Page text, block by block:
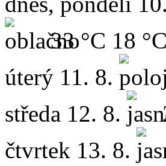
33 °C 18 °C
úterý 11. 8.
středa 12. 8.
čtvrtek 13. 8.